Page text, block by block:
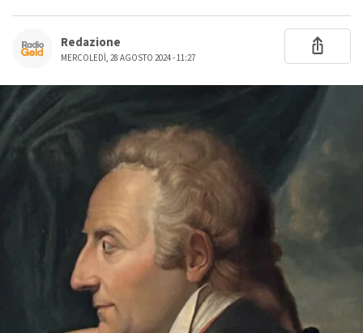
Redazione
MERCOLEDÌ, 28 AGOSTO 2024 - 11:27